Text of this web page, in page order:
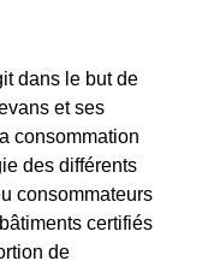
dans le but de
et ses
consommation
des différents
consommateurs
certifiés
de